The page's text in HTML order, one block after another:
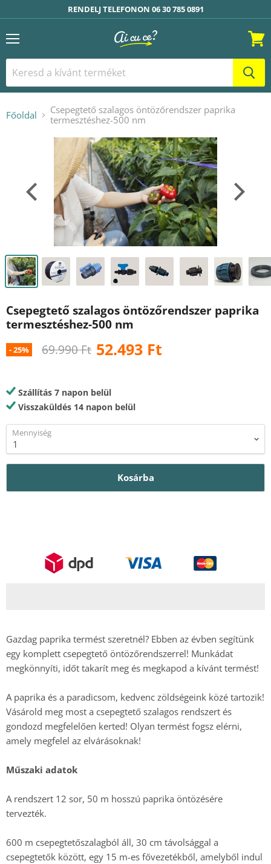
RENDELJ TELEFONON 06 30 785 0891
Menü Kosár
Főoldal
Csepegtető szalagos öntözőrendszer paprika
termesztéshez-500 nm
Csepegtető szalagos öntözőrendszer paprika
termesztéshez-500 nm
-25% Eredeti ár
69.990 Ft Ár
52.493 Ft
Szállítás 7 napon belül
Visszaküldés 14 napon belül
Mennyiség
Kosárba
Gazdag paprika termést szeretnél? Ebben az évben segítünk
egy komplett csepegtető öntözőrendszerrel! Munkádat
megkönnyíti, időt takarít meg és megkapod a kívánt termést!
A paprika és a paradicsom, kedvenc zöldségeink közé tartozik!
Vásárold meg most a csepegtető szalagos rendszert és
gondozd megfelelően kerted! Olyan termést fogsz elérni,
amely megfelel az elvárásoknak!
Műszaki adatok
A rendszert 12 sor, 50 m hosszú paprika öntözésére
tervezték.
600 m csepegtetőszalagból áll, 30 cm távolsággal a
csepegtetők között, egy 15 m-es fővezetékből, amelyből indul